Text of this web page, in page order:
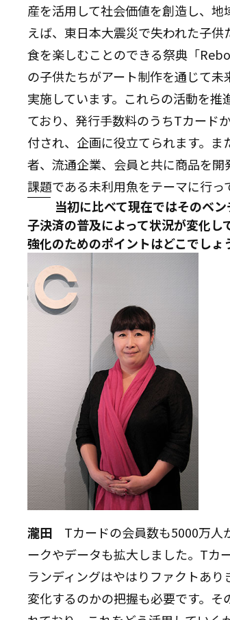
産を活用して社会価値を創造し、
えば、東日本大震災で失われた子
食を楽しむことのできる祭典「
の子供たちがアート制作を通じて
実施しています。これらの活動を
ており、発行手数料のうちTカード
付され、企画に役立てられます。
者、流通企業、会員と共に商品を
課題である未利用魚をテーマに行っ
当初に比べて現在ではそのベ
子決済の普及によって状況が変化
強化のためのポイントはどこでしょ
瀧田 Tカードの会員数も5000万人
ークやデータも拡大しました。Tカ
ランディングはやはりファクトあ
変化するのかの把握も必要です。